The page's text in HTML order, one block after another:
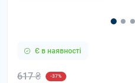
Є в наявності
617 ₴ -37%